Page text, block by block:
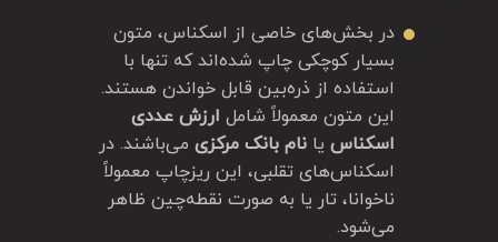
در بخش‌های خاصی از اسکناس، متون
بسیار کوچکی چاپ شده‌اند که تنها با
استفاده از ذره‌بین قابل خواندن هستند.
این متون معمولاً شامل ارزش عددی
اسکناسیا نام بانک مرکزیمی‌باشند. در
اسکناس‌های تقلبی، این ریزچاپ معمولاً
ناخوانا، تار یا به صورت نقطه‌چین ظاهر
می‌شود.